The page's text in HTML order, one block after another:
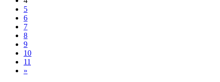
5
6
7
8
9
10
11
»